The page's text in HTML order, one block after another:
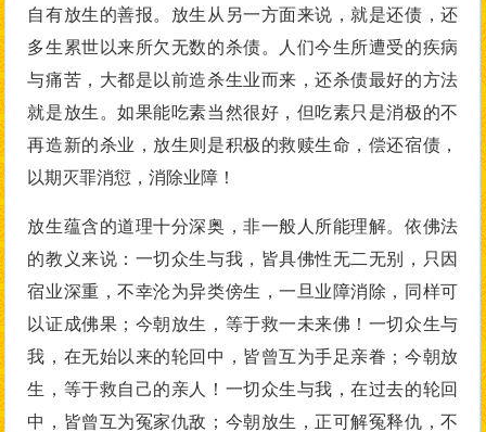
自有放生的善报。放生从另一方面来说，就是还债，还
多生累世以来所欠无数的杀债。人们今生所遭受的疾病
与痛苦，大都是以前造杀生业而来，还杀债最好的方法
就是放生。如果能吃素当然很好，但吃素只是消极的不
再造新的杀业，放生则是积极的救赎生命，偿还宿债，
以期灭罪消愆，消除业障！
放生蕴含的道理十分深奥，非一般人所能理解。依佛法
的教义来说：一切众生与我，皆具佛性无二无别，只因
宿业深重，不幸沦为异类傍生，一旦业障消除，同样可
以证成佛果；今朝放生，等于救一未来佛！一切众生与
我，在无始以来的轮回中，皆曾互为手足亲眷；今朝放
生，等于救自己的亲人！一切众生与我，在过去的轮回
中，皆曾互为冤家仇敌；今朝放生，正可解冤释仇，不